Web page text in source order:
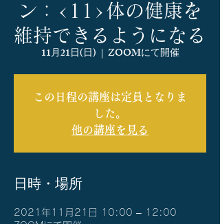
ン：<11>体の健康を
維持できるようになる
11月21日(日)
  |
ZOOMにて開催
この日程の講座は定員となりま
した。
他の講座を見る
日時・場所
2021年11月21日 10:00 – 12:00